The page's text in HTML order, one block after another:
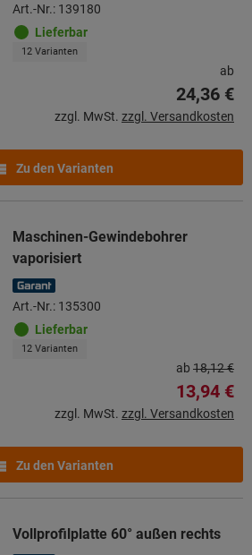
Art.-Nr.: 139180
Lieferbar
12 Varianten
ab
24,36 €
zzgl. MwSt. zzgl. Versandkosten
Zu den Varianten
Maschinen-Gewindebohrer
vaporisiert
Art.-Nr.: 135300
Lieferbar
12 Varianten
ab 18,12 €
13,94 €
zzgl. MwSt. zzgl. Versandkosten
Zu den Varianten
Vollprofilplatte 60° außen rechts